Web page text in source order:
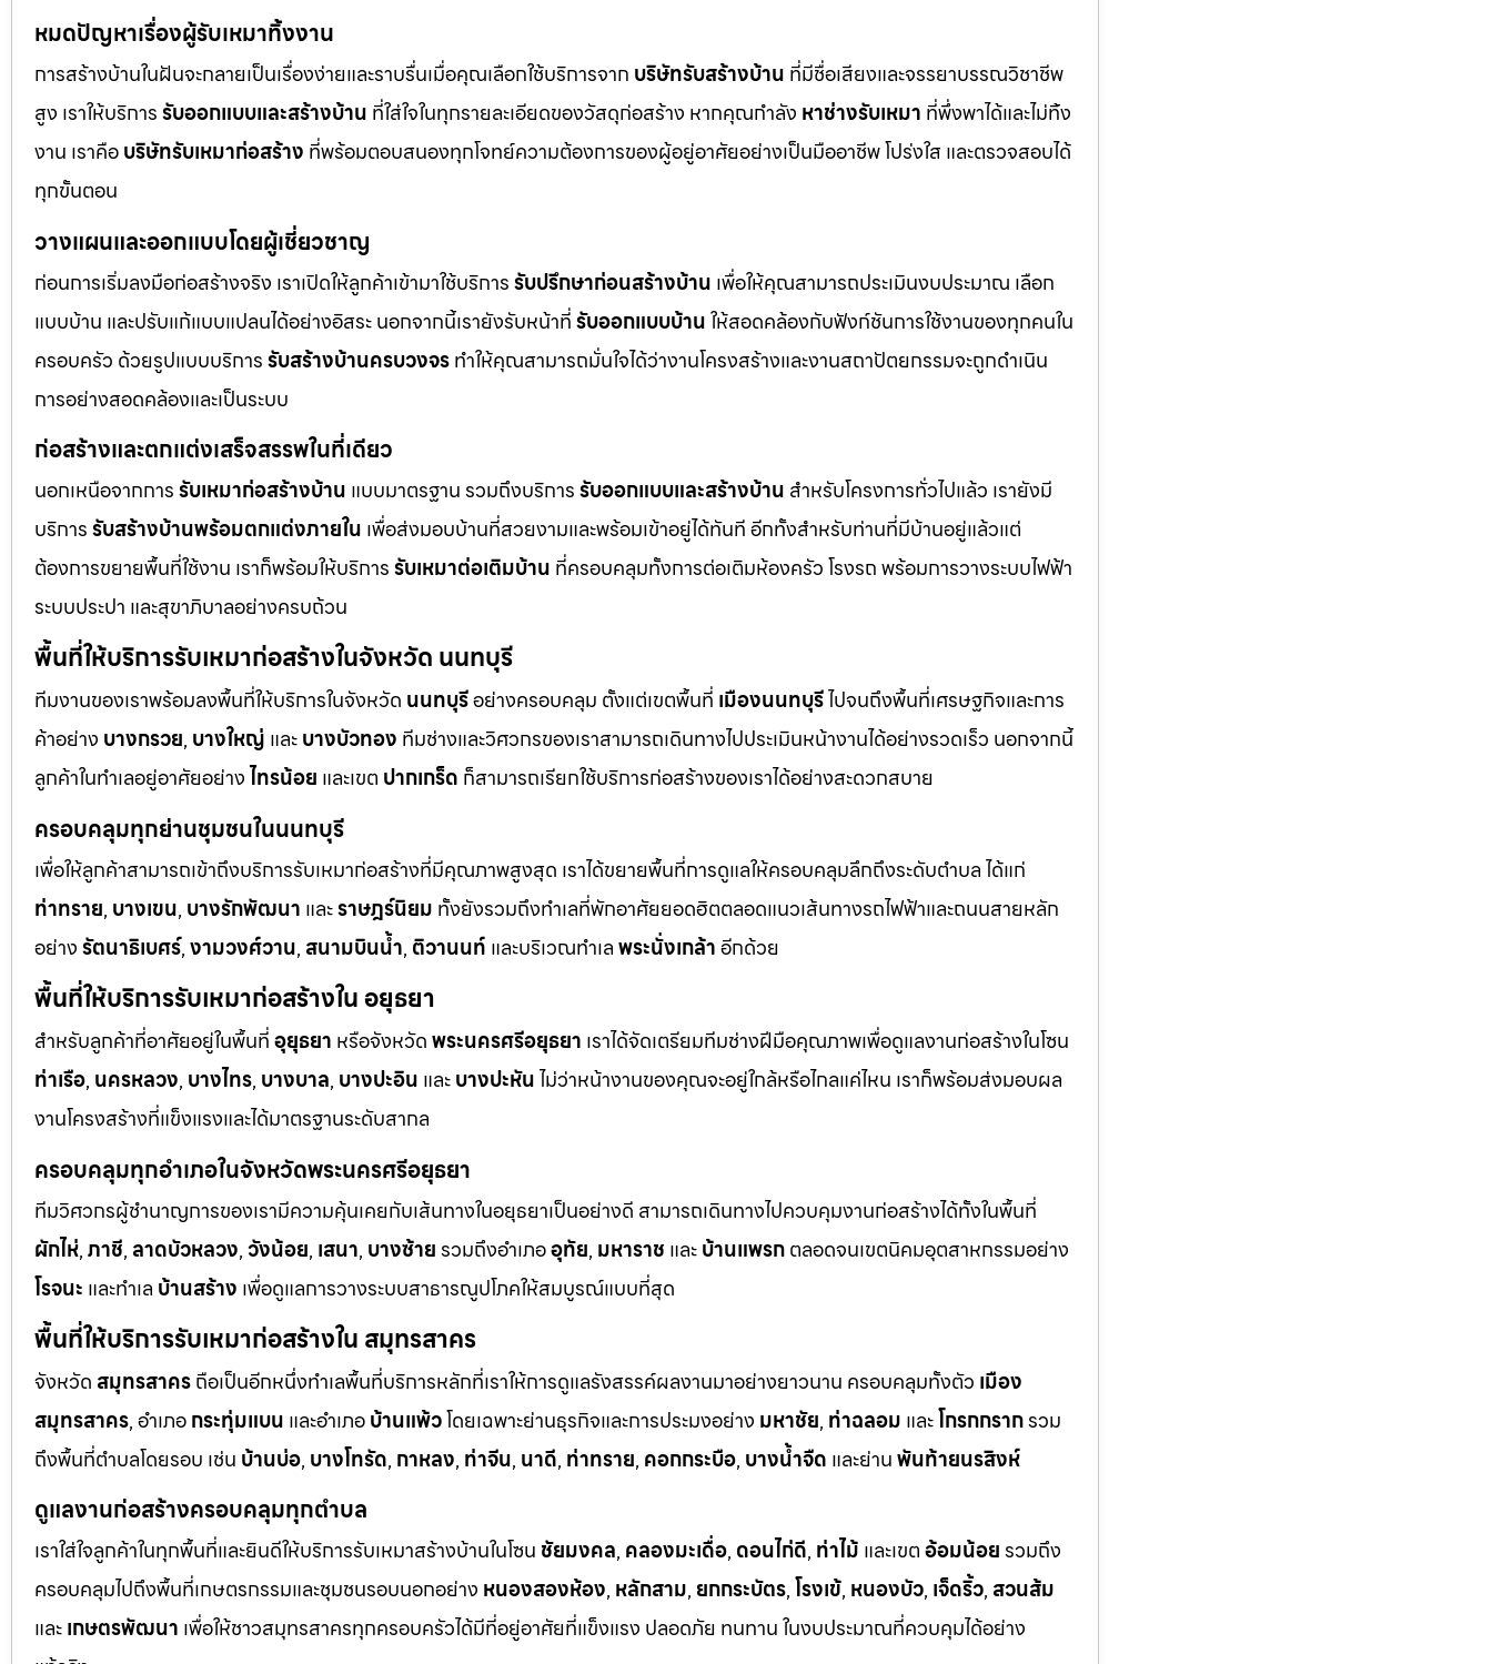
หมดปัญหาเรื่องผู้รับเหมาทิ้งงาน
การสร้างบ้านในฝันจะกลายเป็นเรื่องง่ายและราบรื่นเมื่อคุณเลือกใช้บริการจาก บริษัทรับสร้างบ้าน ที่มีชื่อเสียงและจรรยาบรรณวิชาชีพ
สูง เราให้บริการรับออกแบบและสร้างบ้าน ที่ใส่ใจในทุกรายละเอียดของวัสดุก่อสร้าง หากคุณกำลัง หาช่างรับเหมา ที่พึ่งพาได้และไม่ทิ้ง
งาน เราคือบริษัทรับเหมาก่อสร้าง ที่พร้อมตอบสนองทุกโจทย์ความต้องการของผู้อยู่อาศัยอย่างเป็นมืออาชีพ โปร่งใส และตรวจสอบได้
ทุกขั้นตอน
วางแผนและออกแบบโดยผู้เชี่ยวชาญ
ก่อนการเริ่มลงมือก่อสร้างจริง เราเปิดให้ลูกค้าเข้ามาใช้บริการรับปรึกษาก่อนสร้างบ้าน เพื่อให้คุณสามารถประเมินงบประมาณ เลือก
แบบบ้าน และปรับแก้แบบแปลนได้อย่างอิสระ นอกจากนี้เรายังรับหน้าที่รับออกแบบบ้านให้สอดคล้องกับฟังก์ชันการใช้งานของทุกคนใน
ครอบครัว ด้วยรูปแบบบริการรับสร้างบ้านครบวงจรทำให้คุณสามารถมั่นใจได้ว่างานโครงสร้างและงานสถาปัตยกรรมจะถูกดำเนิน
การอย่างสอดคล้องและเป็นระบบ
ก่อสร้างและตกแต่งเสร็จสรรพในที่เดียว
นอกเหนือจากการรับเหมาก่อสร้างบ้าน แบบมาตรฐาน รวมถึงบริการรับออกแบบและสร้างบ้าน สำหรับโครงการทั่วไปแล้ว เรายังมี
บริการรับสร้างบ้านพร้อมตกแต่งภายใน เพื่อส่งมอบบ้านที่สวยงามและพร้อมเข้าอยู่ได้ทันที อีกทั้งสำหรับท่านที่มีบ้านอยู่แล้วแต่
ต้องการขยายพื้นที่ใช้งาน เราก็พร้อมให้บริการรับเหมาต่อเติมบ้าน ที่ครอบคลุมทั้งการต่อเติมห้องครัว โรงรถ พร้อมการวางระบบไฟฟ้า
ระบบประปา และสุขาภิบาลอย่างครบถ้วน
พื้นที่ให้บริการรับเหมาก่อสร้างในจังหวัด นนทบุรี
ทีมงานของเราพร้อมลงพื้นที่ให้บริการในจังหวัด นนทบุรีอย่างครอบคลุม ตั้งแต่เขตพื้นที่ เมืองนนทบุรีไปจนถึงพื้นที่เศรษฐกิจและการ
ค้าอย่าง บางกรวย, บางใหญ่ และบางบัวทอง ทีมช่างและวิศวกรของเราสามารถเดินทางไปประเมินหน้างานได้อย่างรวดเร็ว นอกจากนี้
ลูกค้าในทำเลอยู่อาศัยอย่างไทรน้อย และเขต ปากเกร็ด ก็สามารถเรียกใช้บริการก่อสร้างของเราได้อย่างสะดวกสบาย
ครอบคลุมทุกย่านชุมชนในนนทบุรี
เพื่อให้ลูกค้าสามารถเข้าถึงบริการรับเหมาก่อสร้างที่มีคุณภาพสูงสุด เราได้ขยายพื้นที่การดูแลให้ครอบคลุมลึกถึงระดับตำบล ได้แก่
ท่าทราย, บางเขน, บางรักพัฒนา และราษฎร์นิยม ทั้งยังรวมถึงทำเลที่พักอาศัยยอดฮิตตลอดแนวเส้นทางรถไฟฟ้าและถนนสายหลัก
อย่างรัตนาธิเบศร์,งามวงศ์วาน, สนามบินน้ำ, ติวานนท์ และบริเวณทำเลพระนั่งเกล้าอีกด้วย
พื้นที่ให้บริการรับเหมาก่อสร้างใน อยุธยา
สำหรับลูกค้าที่อาศัยอยู่ในพื้นที่อุยุธยา หรือจังหวัดพระนครศรีอยุธยา เราได้จัดเตรียมทีมช่างฝีมือคุณภาพเพื่อดูแลงานก่อสร้างในโซน
ท่าเรือ, นครหลวง, บางไทร, บางบาล, บางปะอิน และบางปะหันไม่ว่าหน้างานของคุณจะอยู่ใกล้หรือไกลแค่ไหน เราก็พร้อมส่งมอบผล
งานโครงสร้างที่แข็งแรงและได้มาตรฐานระดับสากล
ครอบคลุมทุกอำเภอในจังหวัดพระนครศรีอยุธยา
ทีมวิศวกรผู้ชำนาญการของเรามีความคุ้นเคยกับเส้นทางในอยุธยาเป็นอย่างดี สามารถเดินทางไปควบคุมงานก่อสร้างได้ทั้งในพื้นที่
ผักไห่,ภาชี, ลาดบัวหลวง,วังน้อย, เสนา, บางซ้ายรวมถึงอำเภออุทัย, มหาราช และบ้านแพรกตลอดจนเขตนิคมอุตสาหกรรมอย่าง
โรจนะ และทำเล บ้านสร้าง เพื่อดูแลการวางระบบสาธารณูปโภคให้สมบูรณ์แบบที่สุด
พื้นที่ให้บริการรับเหมาก่อสร้างใน สมุทรสาคร
จังหวัด สมุทรสาครถือเป็นอีกหนึ่งทำเลพื้นที่บริการหลักที่เราให้การดูแลรังสรรค์ผลงานมาอย่างยาวนาน ครอบคลุมทั้งตัว เมือง
สมุทรสาคร, อำเภอกระทุ่มแบน และอำเภอบ้านแพ้วโดยเฉพาะย่านธุรกิจและการประมงอย่าง มหาชัย, ท่าฉลอม และโกรกกรากรวม
ถึงพื้นที่ตำบลโดยรอบ เช่น บ้านบ่อ, บางโทรัด, กาหลง, ท่าจีน, นาดี, ท่าทราย, คอกกระบือ, บางน้ำจืด และย่านพันท้ายนรสิงห์
ดูแลงานก่อสร้างครอบคลุมทุกตำบล
เราใส่ใจลูกค้าในทุกพื้นที่และยินดีให้บริการรับเหมาสร้างบ้านในโซน ชัยมงคล, คลองมะเดื่อ, ดอนไก่ดี, ท่าไม้ และเขตอ้อมน้อยรวมถึง
ครอบคลุมไปถึงพื้นที่เกษตรกรรมและชุมชนรอบนอกอย่าง หนองสองห้อง, หลักสาม, ยกกระบัตร,โรงเข้, หนองบัว, เจ็ดริ้ว, สวนส้ม
และเกษตรพัฒนา เพื่อให้ชาวสมุทรสาครทุกครอบครัวได้มีที่อยู่อาศัยที่แข็งแรง ปลอดภัย ทนทาน ในงบประมาณที่ควบคุมได้อย่าง